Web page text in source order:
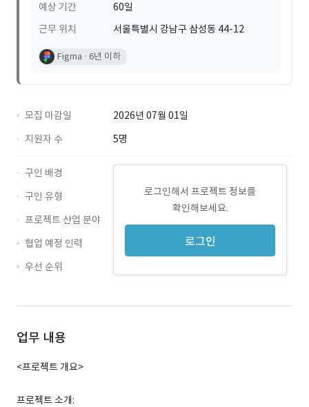
예상 기간
60일
근무 위치
서울특별시 강남구 삼성동 44-12
Figma 6년 이하
모집 마감일
2026년 07월 01일
지원자 수
5명
로그인해서 프로젝트 정보를
확인해보세요.
로그인
구인 배경
구인 유형
프로젝트 산업 분야
협업 예정 인력
우선 순위
업무 내용
<프로젝트 개요>
프로젝트 소개: